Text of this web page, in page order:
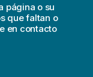
página o su
que faltan o
en contacto